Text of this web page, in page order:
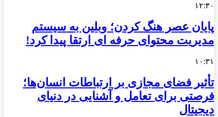
۱۲:۳۰
پایان عصر هنگ کردن؛ وبلین به سیستم
مدیریت محتوای حرفه ای ارتقا پیدا کرد!
۱۰:۳۱
تأثیر فضای مجازی بر ارتباطات انسان‌ها؛
فرصتی برای تعامل و آشنایی در دنیای
دیجیتال